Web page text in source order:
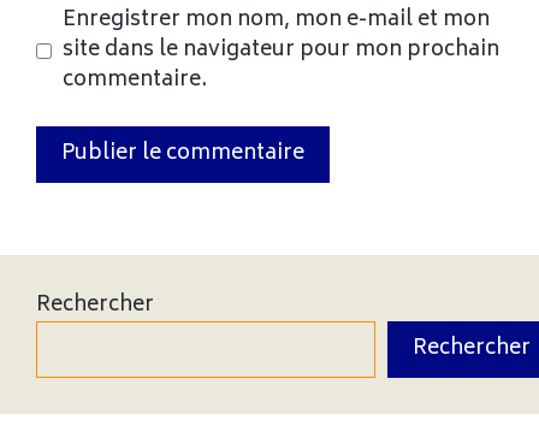
Enregistrer mon nom, mon e-mail et mon
site dans le navigateur pour mon prochain
commentaire.
Rechercher
Rechercher